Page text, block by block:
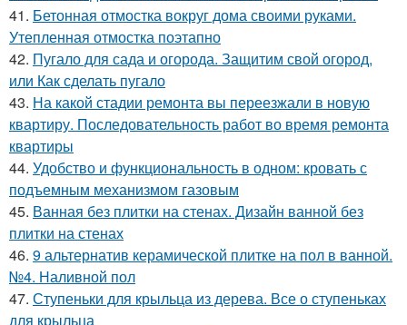
41. Бетонная отмостка вокруг дома своими руками.
Утепленная отмостка поэтапно
42. Пугало для сада и огорода. Защитим свой огород,
или Как сделать пугало
43. На какой стадии ремонта вы переезжали в новую
квартиру. Последовательность работ во время ремонта
квартиры
44. Удобство и функциональность в одном: кровать с
подъемным механизмом газовым
45. Ванная без плитки на стенах. Дизайн ванной без
плитки на стенах
46. 9 альтернатив керамической плитке на пол в ванной.
№4. Наливной пол
47. Ступеньки для крыльца из дерева. Все о ступеньках
для крыльца